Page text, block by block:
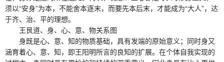
须以“安身”为本，不能舍本逐末，而要先本后末，才能成为“大人”，达
于齐、治、平的理想。
王艮道、身、心、意、物关系图
身既是心、意、知的物质基础，具有发端的原始意义；同时身又
涵育着心、意、知，即王阳明所言的良知的扩展。在个体自我实现的